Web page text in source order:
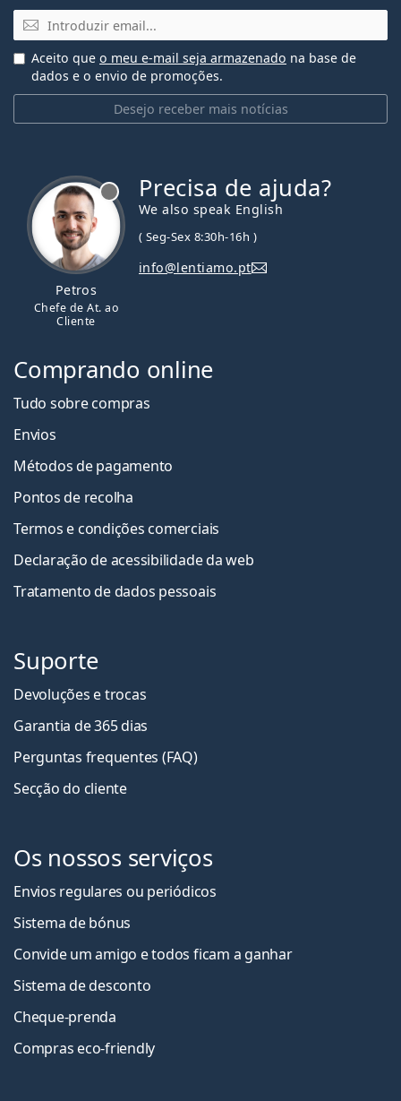
Email
Desejo receber mais notícias
Aceito que o meu e-mail seja armazenado na base de
dados e o envio de promoções.
Petros
Chefe de At. ao
Cliente
Precisa de ajuda?
We also speak English
( Seg-Sex 8:30h-16h )
info@lentiamo.pt
Comprando online
Tudo sobre compras
Envios
Métodos de pagamento
Pontos de recolha
Termos e condições comerciais
Declaração de acessibilidade da web
Tratamento de dados pessoais
Suporte
Devoluções e trocas
Garantia de 365 dias
Perguntas frequentes (FAQ)
Secção do cliente
Os nossos serviços
Envios regulares ou periódicos
Sistema de bónus
Convide um amigo e todos ficam a ganhar
Sistema de desconto
Cheque-prenda
Compras eco-friendly